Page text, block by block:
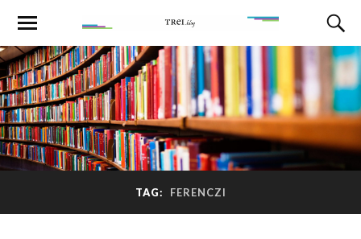
TAG: FERENCZI